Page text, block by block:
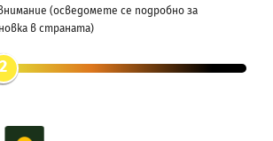
(осведомете се подробно за
в страната)
2